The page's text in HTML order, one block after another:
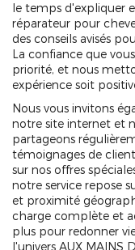
le temps d'expliquer
réparateur pour
des conseils avisés
La confiance que
priorité, et nous
expérience soit
Nous vous invitons
notre site internet et
partageons
témoignages de
sur nos offres
notre service repose
et proximité
charge complète et
plus pour redonner
l'univers AUX MAINS